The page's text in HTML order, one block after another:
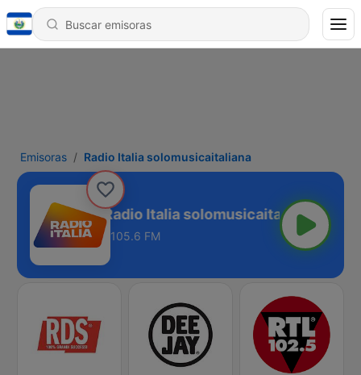
Emisoras Radio Italia solomusicaitaliana
Radio Italia solomusicaitaliana
105.6 FM